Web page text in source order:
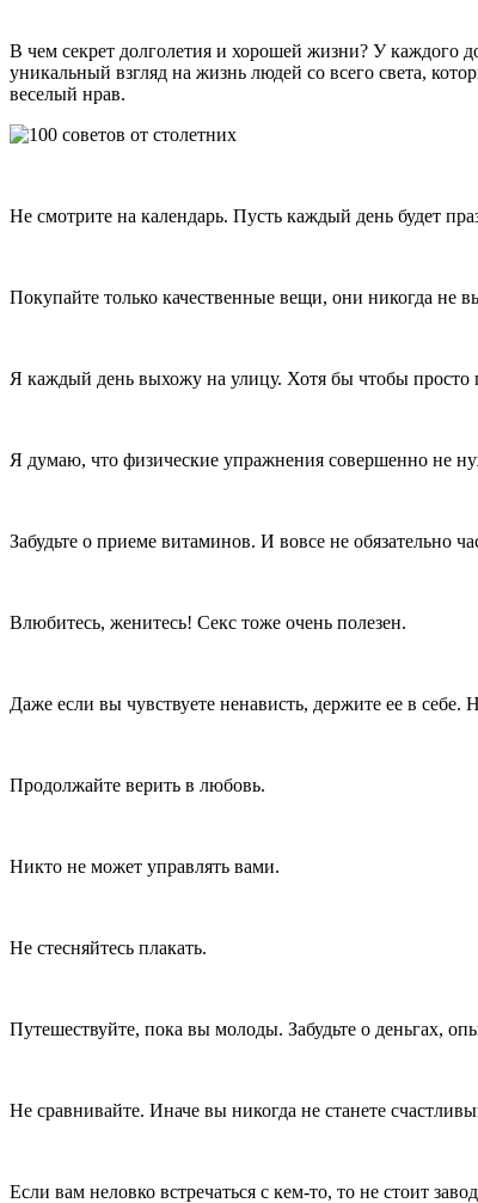
В чем секрет долголетия и хорошей жизни? У каждого
уникальный взгляд на жизнь людей со всего света,
веселый нрав.
Не смотрите на календарь. Пусть каждый день будет
Покупайте только качественные вещи, они никогда не
Я каждый день выхожу на улицу. Хотя бы чтобы
Я думаю, что физические упражнения совершенно не
Забудьте о приеме витаминов. И вовсе не обязательно
Влюбитесь, женитесь! Секс тоже очень полезен.
Даже если вы чувствуете ненависть, держите ее в
Продолжайте верить в любовь.
Никто не может управлять вами.
Не стесняйтесь плакать.
Путешествуйте, пока вы молоды. Забудьте о деньгах,
Не сравнивайте. Иначе вы никогда не станете
Если вам неловко встречаться с кем-то, то не стоит